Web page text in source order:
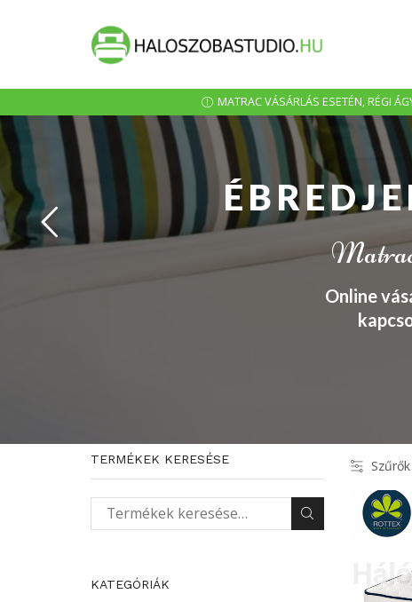
MATRAC VÁSÁRLÁS ESETÉN, RÉGI
Online
Szűrők
TERMÉKEK KERESÉSE
Keresés a következőre:
KATEGÓRIÁK